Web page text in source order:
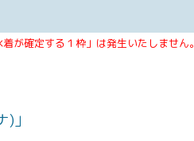
確定する１枠」は発生いたしません。
」